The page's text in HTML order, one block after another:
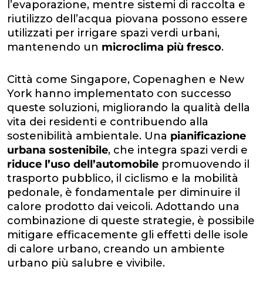
l’evaporazione, mentre sistemi di raccolta e
riutilizzo dell’acqua piovana possono essere
utilizzati per irrigare spazi verdi urbani,
mantenendo un microclima più fresco.
Città come Singapore, Copenaghen e New
York hanno implementato con successo
queste soluzioni, migliorando la qualità della
vita dei residenti e contribuendo alla
sostenibilità ambientale. Una pianificazione
urbana sostenibile, che integra spazi verdi e
riduce l’uso dell’automobile promuovendo il
trasporto pubblico, il ciclismo e la mobilità
pedonale, è fondamentale per diminuire il
calore prodotto dai veicoli. Adottando una
combinazione di queste strategie, è possibile
mitigare efficacemente gli effetti delle isole
di calore urbano, creando un ambiente
urbano più salubre e vivibile.